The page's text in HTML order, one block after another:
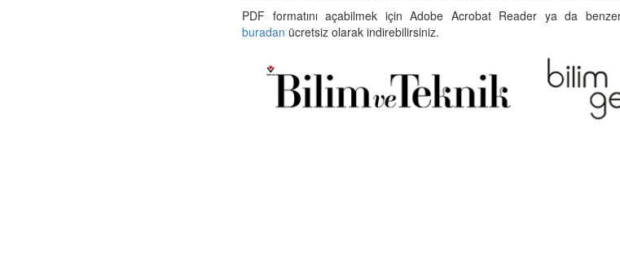
PDF formatını açabilmek için Adobe Acrobat Reader ya da
buradan ücretsiz olarak indirebilirsiniz.